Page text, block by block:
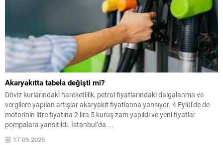
Akaryakıtta tabela değişti mi?
Döviz kurlarındaki hareketlilik, petrol fiyatlarındaki dalgalanma ve
vergilere yapılan artışlar akaryakıt fiyatlarına yansıyor. 4 Eylül'de de
motorinin litre fiyatına 2 lira 5 kuruş zam yapıldı ve yeni fiyatlar
pompalara yansıtıldı. İstanbul’da ...
17.09.2025